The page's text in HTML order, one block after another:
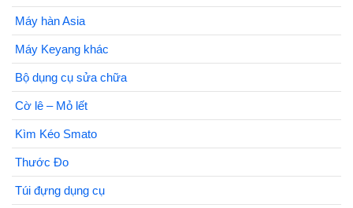
Máy hàn Asia
Máy Keyang khác
Bộ dụng cụ sửa chữa
Cờ lê – Mỏ lết
Kìm Kéo Smato
Thước Đo
Túi đựng dụng cụ